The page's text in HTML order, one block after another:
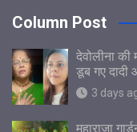
Column Post
देवोलीना
डूब गए दादी
3 days
महाराजा